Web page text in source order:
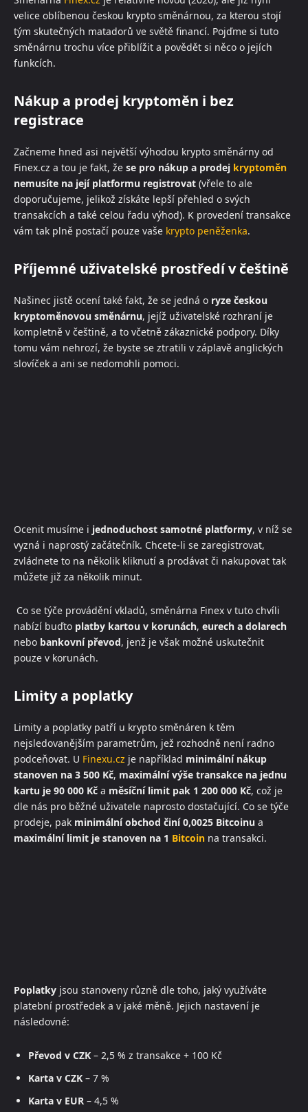
velice oblíbenou českou krypto směnárnou, za kterou stojí
tým skutečných matadorů ve světě financí. Pojďme si tuto
směnárnu trochu více přiblížit a povědět si něco o jejích
funkcích.
Nákup a prodej kryptoměn i bez
registrace
Začneme hned asi největší výhodou krypto směnárny od
Finex.cz a tou je fakt, že se pro nákup a prodej kryptoměn
nemusíte na její platformu registrovat (vřele to ale
doporučujeme, jelikož získáte lepší přehled o svých
transakcích a také celou řadu výhod). K provedení transakce
vám tak plně postačí pouze vaše krypto peněženka.
Příjemné uživatelské prostředí v češtině
Našinec jistě ocení také fakt, že se jedná o ryze českou
kryptoměnovou směnárnu, jejíž uživatelské rozhraní je
kompletně v češtině, a to včetně zákaznické podpory. Díky
tomu vám nehrozí, že byste se ztratili v záplavě anglických
slovíček a ani se nedomohli pomoci.
Ocenit musíme i jednoduchost samotné platformy, v níž se
vyzná i naprostý začátečník. Chcete-li se zaregistrovat,
zvládnete to na několik kliknutí a prodávat či nakupovat tak
můžete již za několik minut.
Co se týče provádění vkladů, směnárna Finex v tuto chvíli
nabízí buďto platby kartou v korunách, eurech a dolarech
nebo bankovní převod, jenž je však možné uskutečnit
pouze v korunách.
Limity a poplatky
Limity a poplatky patří u krypto směnáren k těm
nejsledovanějším parametrům, jež rozhodně není radno
podceňovat. U Finexu.cz je například minimální nákup
stanoven na 3 500 Kč, maximální výše transakce na jednu
kartu je 90 000 Kč a měsíční limit pak 1 200 000 Kč, což je
dle nás pro běžné uživatele naprosto dostačující. Co se týče
prodeje, pak minimální obchod činí 0,0025 Bitcoinu a
maximální limit je stanoven na 1 Bitcoin na transakci.
Poplatky jsou stanoveny různě dle toho, jaký využíváte
platební prostředek a v jaké měně. Jejich nastavení je
následovné:
Převod v CZK – 2,5 % z transakce + 100 Kč
Karta v CZK – 7 %
Karta v EUR – 4,5 %